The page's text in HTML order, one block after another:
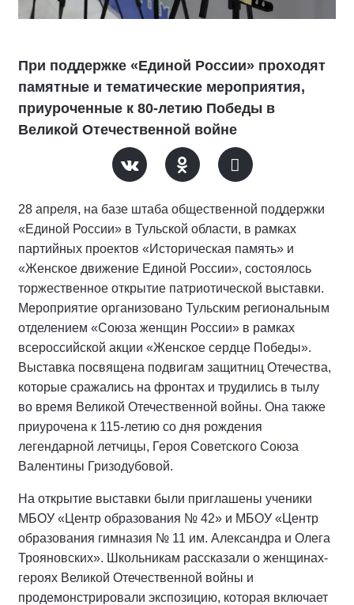
При поддержке «Единой России» проходят
памятные и тематические мероприятия,
приуроченные к 80-летию Победы в
Великой Отечественной войне
28 апреля, на базе штаба общественной поддержки
«Единой России» в Тульской области, в рамках
партийных проектов «Историческая память» и
«Женское движение Единой России», состоялось
торжественное открытие патриотической выставки.
Мероприятие организовано Тульским региональным
отделением «Союза женщин России» в рамках
всероссийской акции «Женское сердце Победы».
Выставка посвящена подвигам защитниц Отечества,
которые сражались на фронтах и трудились в тылу
во время Великой Отечественной войны. Она также
приурочена к 115-летию со дня рождения
легендарной летчицы, Героя Советского Союза
Валентины Гризодубовой.
На открытие выставки были приглашены ученики
МБОУ «Центр образования № 42» и МБОУ «Центр
образования гимназия № 11 им. Александра и Олега
Трояновских». Школьникам рассказали о женщинах-
героях Великой Отечественной войны и
продемонстрировали экспозицию, которая включает